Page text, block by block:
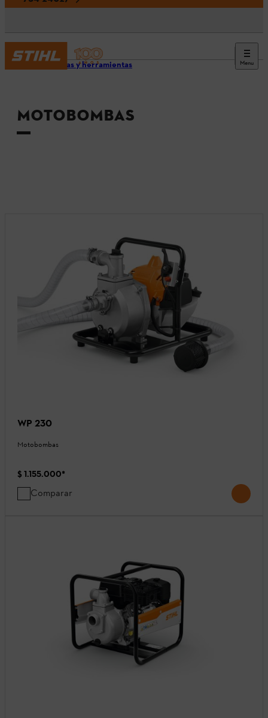
Menu
Máquinas y herramientas
MOTOBOMBAS
WP 230
Motobombas
$ 1.155.000*
Comparar